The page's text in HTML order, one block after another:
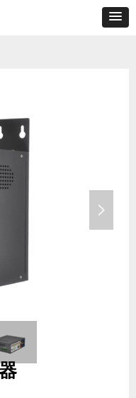
넲